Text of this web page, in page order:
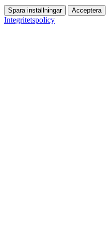
Spara inställningar Acceptera
Integritetspolicy